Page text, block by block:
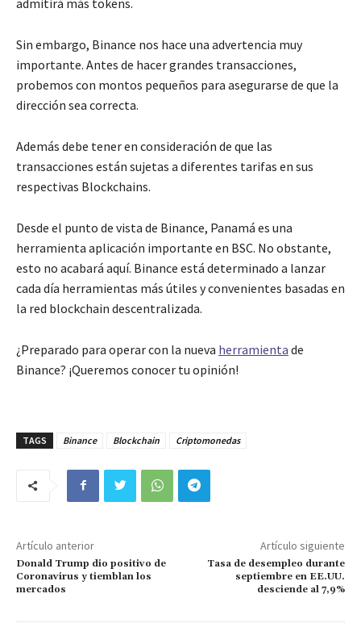
Sin embargo, Binance nos hace una advertencia muy
importante. Antes de hacer grandes transacciones,
probemos con montos pequeños para asegurarse de que la
dirección sea correcta.
Además debe tener en consideración de que las
transacciones están sujetas a diferentes tarifas en sus
respectivas Blockchains.
Desde el punto de vista de Binance, Panamá es una
herramienta aplicación importante en BSC. No obstante,
esto no acabará aquí. Binance está determinado a lanzar
cada día herramientas más útiles y convenientes basadas en
la red blockchain descentralizada.
¿Preparado para operar con la nueva herramienta de
Binance? ¡Queremos conocer tu opinión!
TAGS Binance Blockchain Criptomonedas
Artículo anterior
Donald Trump dio positivo de
Coronavirus y tiemblan los
mercados
Artículo siguiente
Tasa de desempleo durante
septiembre en EE.UU.
desciende al 7,9%